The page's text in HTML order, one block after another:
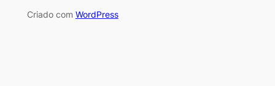
Criado com WordPress